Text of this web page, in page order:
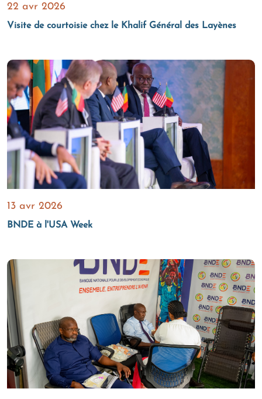
22 avr 2026
Visite de courtoisie chez le Khalif Général des Layènes
13 avr 2026
BNDE à l'USA Week